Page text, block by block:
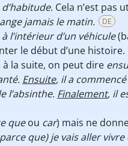
. Cela n’est pas
jamais le matin. DE
à l’intérieur d’un véhicule
le début d’une histoire.
la suite, on peut dire
Ensuite, il a
l’absinthe. Finalement, il
queou car) mais ne
que) je vais aller vivre